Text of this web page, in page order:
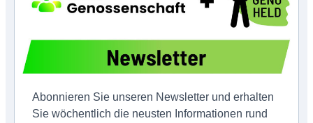
Abonnieren Sie unseren Newsletter und erhalten
Sie wöchentlich die neusten Informationen rund